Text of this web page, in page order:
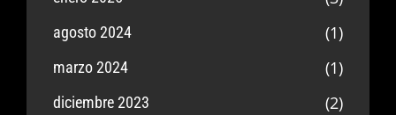
agosto 2024 (1)
marzo 2024 (1)
diciembre 2023 (2)